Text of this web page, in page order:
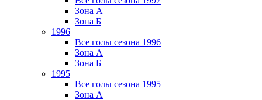
Зона А
Зона Б
1996
Все голы сезона 1996
Зона А
Зона Б
1995
Все голы сезона 1995
Зона А